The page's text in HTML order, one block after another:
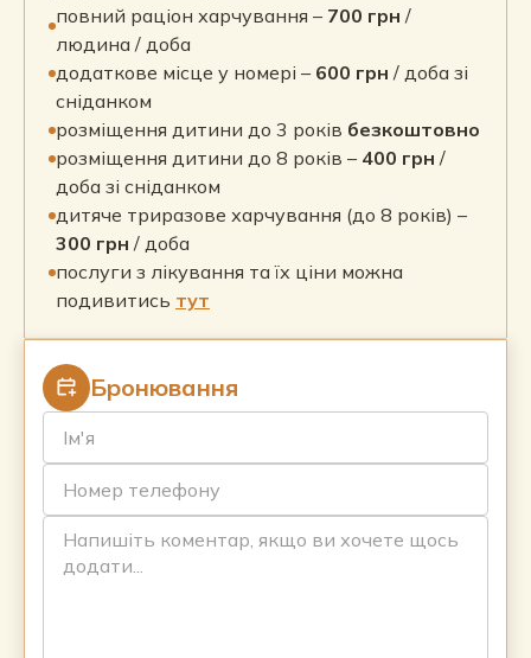
повний раціон харчування – 700 грн /
людина / доба
додаткове місце у номері – 600 грн / доба зі
сніданком
розміщення дитини до 3 років безкоштовно
розміщення дитини до 8 років – 400 грн /
доба зі сніданком
дитяче триразове харчування (до 8 років) –
300 грн / доба
послуги з лікування та їх ціни можна
подивитись тут
Бронювання